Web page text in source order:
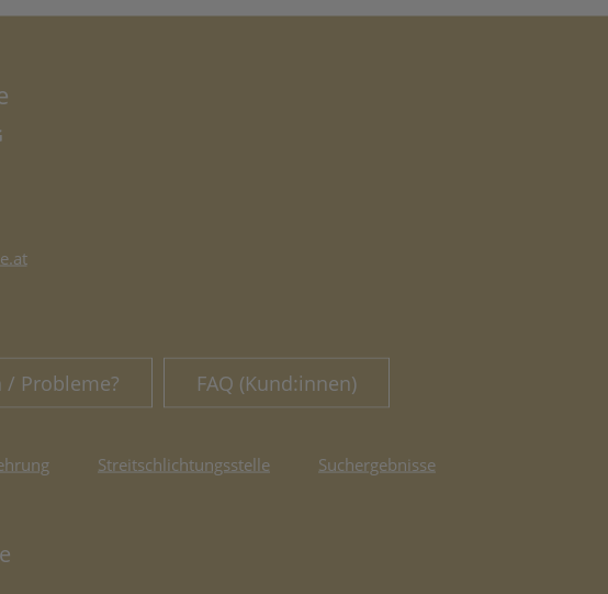
/ Probleme? FAQ (Kund:innen)
Streitschlichtungsstelle Suchergebnisse